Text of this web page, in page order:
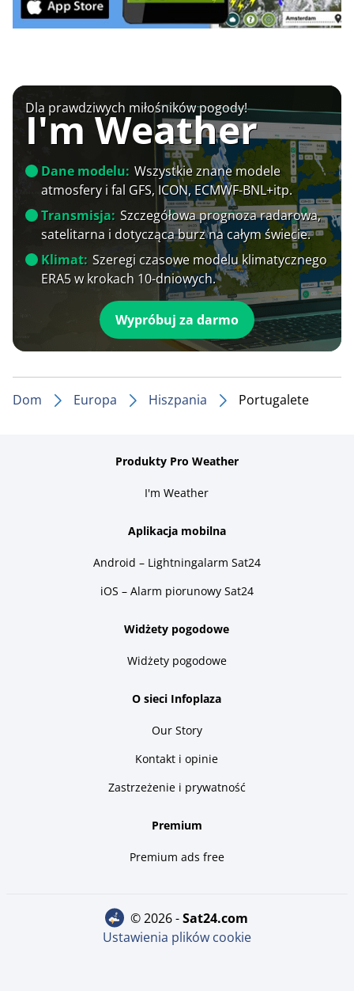
Dla prawdziwych miłośników pogody!
I'm Weather
Dane modelu: Wszystkie znane modele
atmosfery i fal GFS, ICON, ECMWF-BNL+itp.
Transmisja: Szczegółowa prognoza radarowa,
satelitarna i dotycząca burz na całym świecie.
Klimat: Szeregi czasowe modelu klimatycznego
ERA5 w krokach 10-dniowych.
Wypróbuj za darmo
Dom Europa Hiszpania Portugalete
Produkty Pro Weather
I'm Weather
Aplikacja mobilna
Android – Lightningalarm Sat24
iOS – Alarm piorunowy Sat24
Widżety pogodowe
Widżety pogodowe
O sieci Infoplaza
Our Story
Kontakt i opinie
Zastrzeżenie i prywatność
Premium
Premium ads free
© 2026 - sat24.com
Ustawienia plików cookie